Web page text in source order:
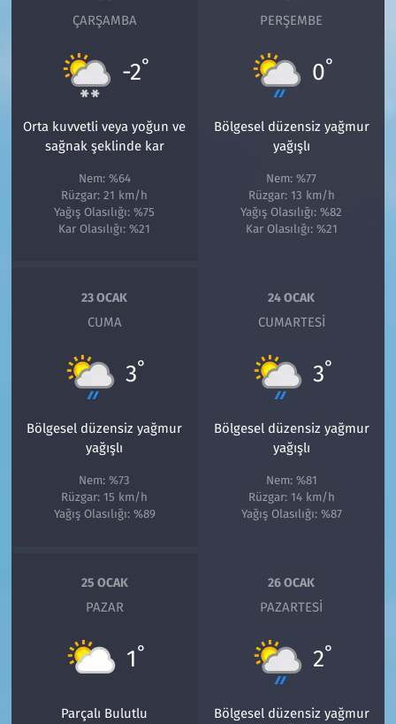
ÇARŞAMBA
-2°
Orta kuvvetli veya yoğun ve
sağnak şeklinde kar
Nem: %64
Rüzgar: 21 km/h
Yağış Olasılığı: %75
Kar Olasılığı: %21
PERŞEMBE
0°
Bölgesel düzensiz yağmur
yağışlı
Nem: %77
Rüzgar: 13 km/h
Yağış Olasılığı: %82
Kar Olasılığı: %21
23 OCAK
CUMA
3°
Bölgesel düzensiz yağmur
yağışlı
Nem: %73
Rüzgar: 15 km/h
Yağış Olasılığı: %89
24 OCAK
CUMARTESI
3°
Bölgesel düzensiz yağmur
yağışlı
Nem: %81
Rüzgar: 14 km/h
Yağış Olasılığı: %87
25 OCAK
PAZAR
1°
Parçalı Bulutlu
26 OCAK
PAZARTESI
2°
Bölgesel düzensiz yağmur